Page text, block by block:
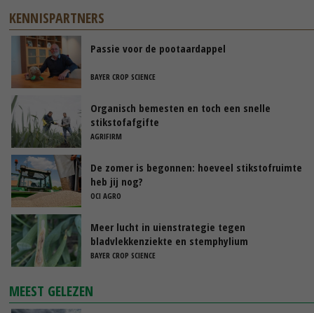
KENNISPARTNERS
Passie voor de pootaardappel
BAYER CROP SCIENCE
Organisch bemesten en toch een snelle
stikstofafgifte
AGRIFIRM
De zomer is begonnen: hoeveel stikstofruimte
heb jij nog?
OCI AGRO
Meer lucht in uienstrategie tegen
bladvlekkenziekte en stemphylium
BAYER CROP SCIENCE
MEEST GELEZEN